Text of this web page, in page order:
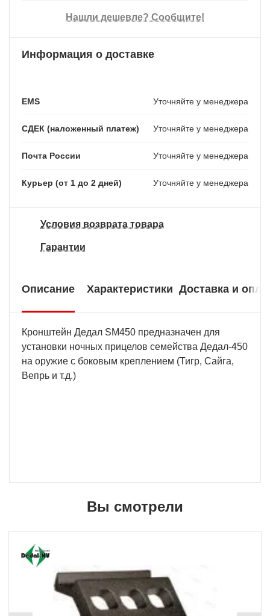
Нашли дешевле? Сообщите!
Информация о доставке
EMS Уточняйте у менеджера
СДЕК (наложенный платеж) Уточняйте у менеджера
Почта России Уточняйте у менеджера
Курьер (от 1 до 2 дней) Уточняйте у менеджера
Условия возврата товара
Гарантии
Описание Характеристики Доставка и
Кронштейн Дедал SM450 предназначен для
установки ночных прицелов семейства Дедал-450
на оружие с боковым креплением (Тигр, Сайга,
Вепрь и т.д.)
Вы смотрели